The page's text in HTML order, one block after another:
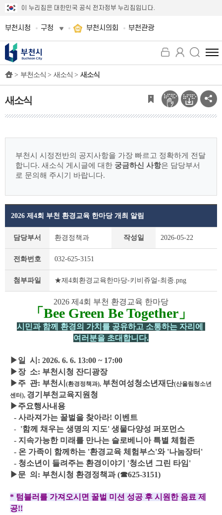
이 누리집은 대한민국 공식 전자정부 누리집입니다.
부천시청 구청 부천시의회 부천관광
전
체
뉴
보
기
> 부천소식 > 새소식 > 새소식
새소식
부천시 시정전반의 공지사항을 가장 빠르고 정확하게 전달
합니다. 새소식 게시글에 대한 궁금하신 사항은 담당부서
로 문의해 주시기 바랍니다.
세
회
2026 제4회 부천 환경교육 한마당 개최 알림
담당부서 환경정책과 작성일 2026-05-22
전화번호 032-625-3151
첨부파일 ★제4회환경교육한마당-키비쥬얼-최종.png
2026 제4회 부천 환경교육 한마당
「Bee Green Be Together」
시민과 함께 환경의 가치를 공유하고 소통하는 자리에
여러분을 초대합니다.
▶일 시: 2026. 6. 6. 13:00 ~ 17:00
▶장 소: 부천시청 잔디광장
▶주 관: 부천시 (환경정책과), 부천여성청소년재단(산울림청소년
센터), 경기부천교육지원청
▶주요행사내용
- 사라져가는 꿀벌을 찾아라! 이벤트
- '함께 채우는 생명의 지도' 생물다양성 퍼포먼스
- 지속가능한 미래를 만나는 슬로베니아 특별 체험존
- 온 가족이 함께하는 '환경교육 체험부스'와 '나눔장터'
- 청소년이 들려주는 환경이야기 '청소년 그린 타임'
▶문 의: 부천시청 환경정책과 (☎625-3151)
* 텀블러를 가져오시면 꿀벌 미션 성공 후 시원한 음료 제
공!!